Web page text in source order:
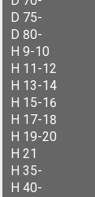
D 75-
D 80-
H 9-10
H 11-12
H 13-14
H 15-16
H 17-18
H 19-20
H 21
H 35-
H 40-